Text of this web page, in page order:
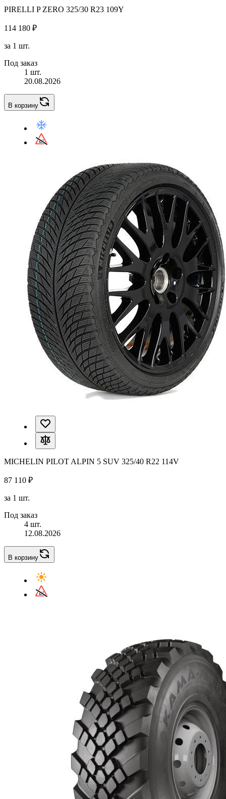
PIRELLI P ZERO 325/30 R23 109Y
114 180 ₽
за 1 шт.
Под заказ
1 шт.
20.08.2026
В корзину
MICHELIN PILOT ALPIN 5 SUV 325/40 R22 114V
87 110 ₽
за 1 шт.
Под заказ
4 шт.
12.08.2026
В корзину